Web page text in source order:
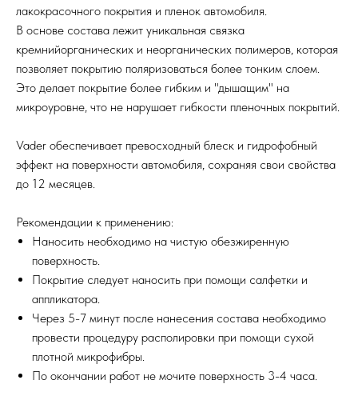
лакокрасочного покрытия и пленок автомобиля.
В основе состава лежит уникальная связка
кремнийорганических и неорганических полимеров, которая
позволяет покрытию поляризоваться более тонким слоем.
Это делает покрытие более гибким и "дышащим" на
микроуровне, что не нарушает гибкости пленочных покрытий.
Vader обеспечивает превосходный блеск и гидрофобный
эффект на поверхности автомобиля, сохраняя свои свойства
до 12 месяцев.
Рекомендации к применению:
Наносить необходимо на чистую обезжиренную
поверхность.
Покрытие следует наносить при помощи салфетки и
аппликатора.
Через 5-7 минут после нанесения состава необходимо
провести процедуру располировки при помощи сухой
плотной микрофибры.
По окончании работ не мочите поверхность 3-4 часа.